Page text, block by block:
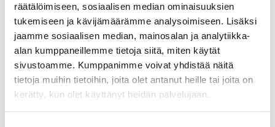
räätälöimiseen, sosiaalisen median ominaisuuksien
tukemiseen ja kävijämäärämme analysoimiseen. Lisäksi
jaamme sosiaalisen median, mainosalan ja analytiikka-
alan kumppaneillemme tietoja siitä, miten käytät
sivustoamme. Kumppanimme voivat yhdistää näitä
tietoja muihin tietoihin, joita olet antanut heille tai joita on
kerätty, kun olet käyttänyt heidän palvelujaan.
i tulee kesällä
2026:
viestiminen
kannattaa